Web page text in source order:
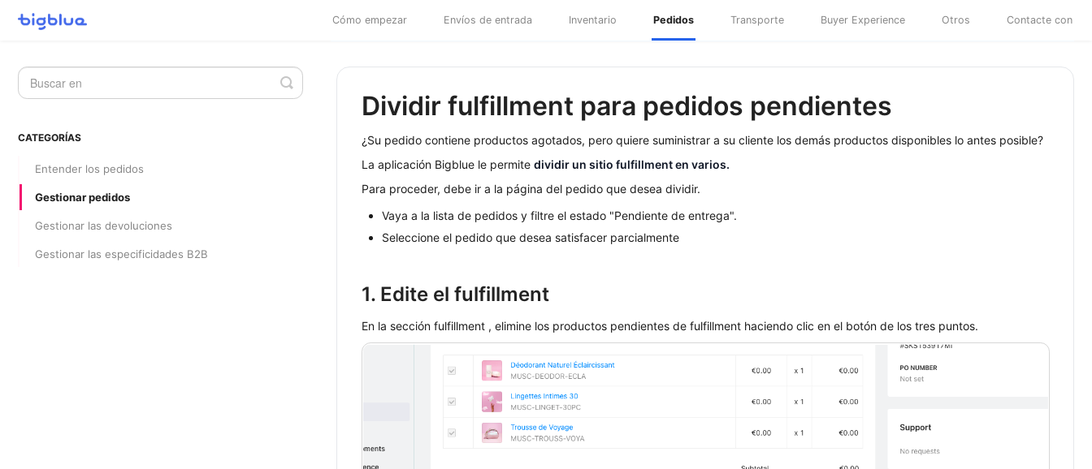
Cómo empezar Envíos de entrada Inventario Pedidos Transporte Buyer Experience Otros Contacte con
Dividir fulfillment para pedidos pendientes
¿Su pedido contiene productos agotados, pero quiere suministrar a su cliente los demás productos disponibles lo antes posible?
La aplicación Bigblue le permite dividir un sitio fulfillment en varios.
Para proceder, debe ir a la página del pedido que desea dividir.
Vaya a la lista de pedidos y filtre el estado "Pendiente de entrega".
Seleccione el pedido que desea satisfacer parcialmente
1. Edite el fulfillment
En la sección fulfillment , elimine los productos pendientes de fulfillment haciendo clic en el botón de los tres puntos.
Alternar
la
CATEGORÍAS
Entender los pedidos
Gestionar pedidos
Gestionar las devoluciones
Gestionar las especificidades B2B